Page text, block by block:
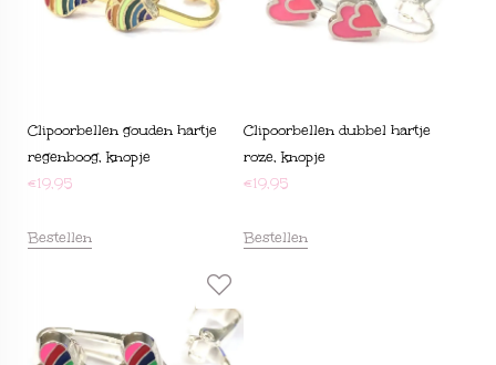
Clipoorbellen gouden hartje
regenboog, knopje
€19,95
Bestellen
Clipoorbellen dubbel hartje
roze, knopje
€19,95
Bestellen